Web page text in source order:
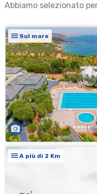
Abbiamo selezionato
Sul mare
A più di 2 Km